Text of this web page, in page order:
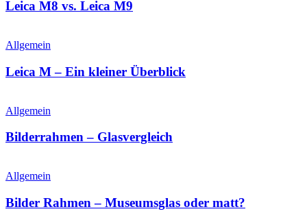
Leica M8 vs. Leica M9
Allgemein
Leica M – Ein kleiner Überblick
Allgemein
Bilderrahmen – Glasvergleich
Allgemein
Bilder Rahmen – Museumsglas oder matt?